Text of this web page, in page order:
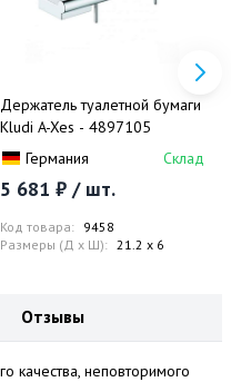
Держатель туалетной бумаги
Kludi A-Xes - 4897105
Германия
Склад
5 681 ₽ / шт.
Код товара: 9458
Размеры (Д x Ш): 21.2 x 6
Отзывы
качества, неповторимого